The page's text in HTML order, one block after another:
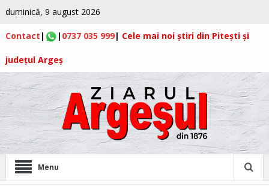
duminică, 9 august 2026
Contact | | 0737 035 999| Cele mai noi știri din Pitești și
județul Argeș
Menu